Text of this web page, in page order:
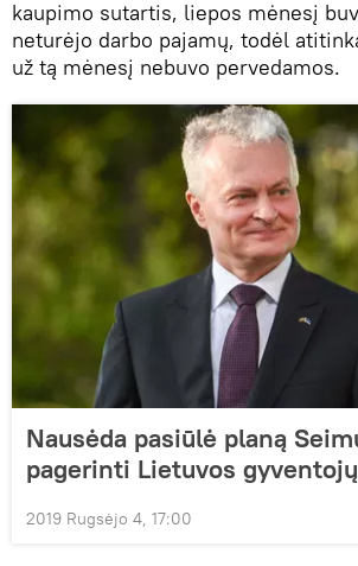
kaupimo sutartis, liepos mėnesį
neturėjo darbo pajamų, todėl
už tą mėnesį nebuvo pervedamos.
Nausėda pasiūlė planą
pagerinti Lietuvos
2019 Rugsėjo 4, 17:00